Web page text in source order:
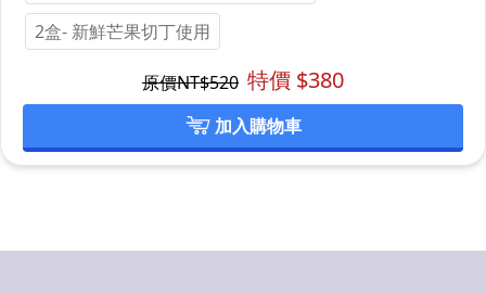
2盒- 新鮮芒果切丁使用
原價NT$520 特價 $380
加入購物車